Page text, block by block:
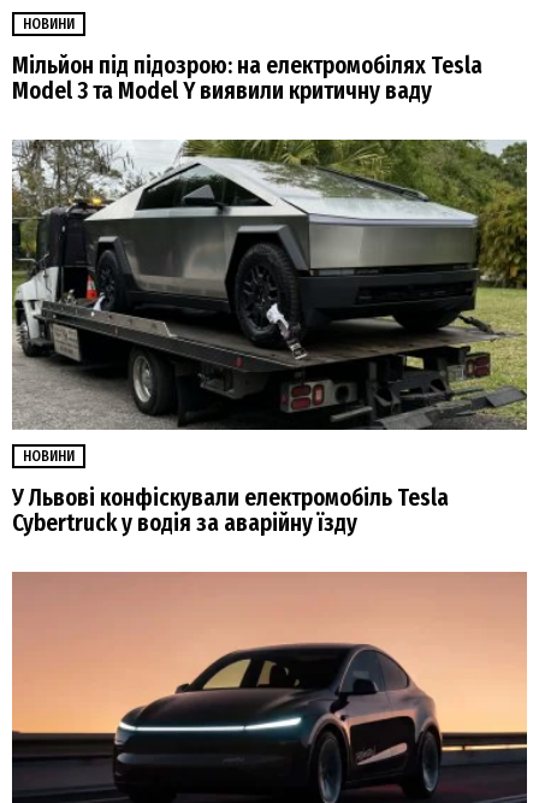
НОВИНИ
Мільйон під підозрою: на електромобілях Tesla
Model 3 та Model Y виявили критичну ваду
НОВИНИ
У Львові конфіскували електромобіль Tesla
Cybertruck у водія за аварійну їзду